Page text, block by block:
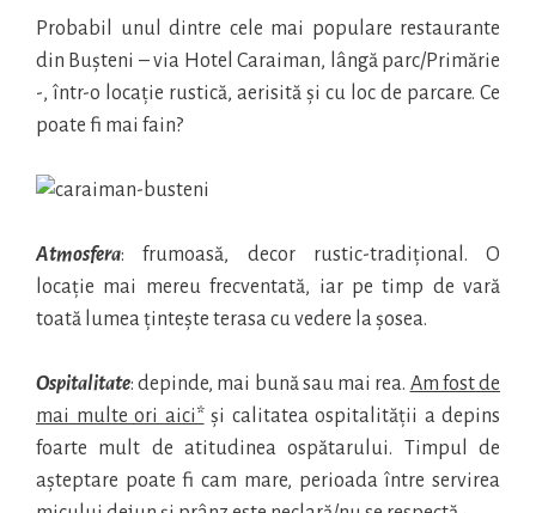
Probabil unul dintre cele mai populare restaurante
din Bușteni – via Hotel Caraiman, lângă parc/Primărie
-, într-o locație rustică, aerisită și cu loc de parcare. Ce
poate fi mai fain?
Atmosfera: frumoasă, decor rustic-tradițional. O
locație mai mereu frecventată, iar pe timp de vară
toată lumea țintește terasa cu vedere la șosea.
Ospitalitate: depinde, mai bună sau mai rea. Am fost de
mai multe ori aici* și calitatea ospitalității a depins
foarte mult de atitudinea ospătarului. Timpul de
așteptare poate fi cam mare, perioada între servirea